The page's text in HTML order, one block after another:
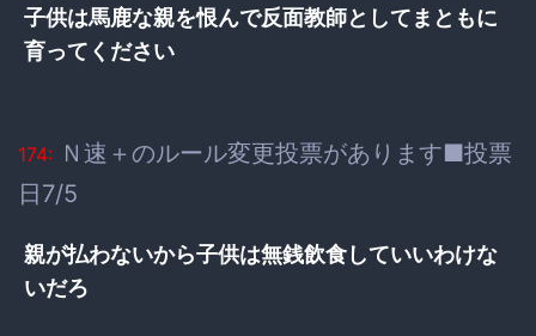
子供は馬鹿な親を恨んで反面教師としてまともに
育ってください
174: Ｎ速＋のルール変更投票があります■投票
日7/5
親が払わないから子供は無銭飲食していいわけな
いだろ